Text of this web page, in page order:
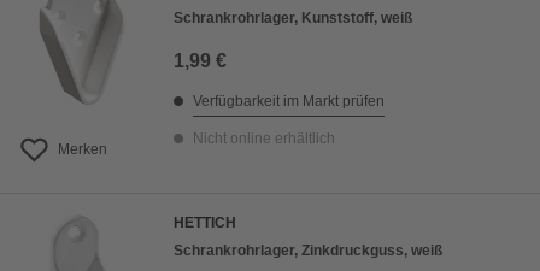
Merken
Schrankrohrlager, Kunststoff, weiß
1,99 €
Verfügbarkeit im Markt prüfen
Nicht online erhältlich
HETTICH
Schrankrohrlager, Zinkdruckguss, weiß